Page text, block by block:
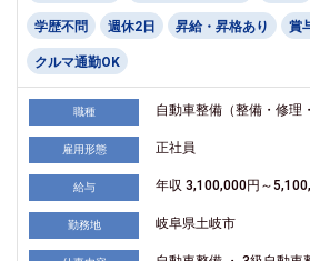
学歴不問 週休2日 昇給・昇格あり 賞
クルマ通勤OK
職種 自動車整備（整備・修理
雇用形態 正社員
給与 年収 3,100,000円～
勤務地 岐阜県土岐市